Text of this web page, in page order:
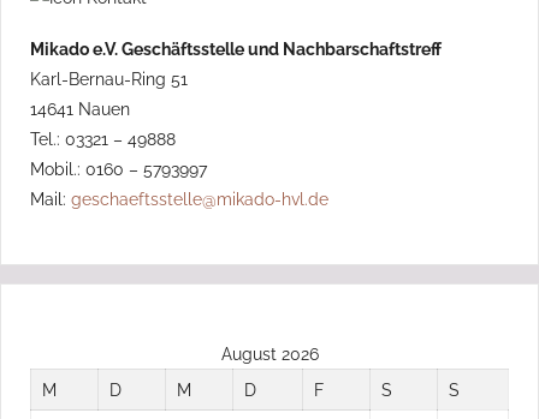
Mikado e.V. Geschäftsstelle und Nachbarschaftstreff
Karl-Bernau-Ring 51
14641 Nauen
Tel.: 03321 – 49888
Mobil.: 0160 – 5793997
Mail: geschaeftsstelle@mikado-hvl.de
August 2026
M
D M D F S
S